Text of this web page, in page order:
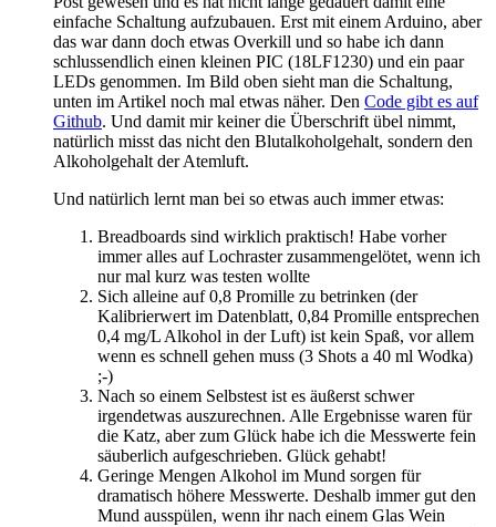
einfache Schaltung aufzubauen. Erst mit einem Arduino, aber
das war dann doch etwas Overkill und so habe ich dann
schlussendlich einen kleinen PIC (18LF1230) und ein paar
LEDs genommen. Im Bild oben sieht man die Schaltung,
unten im Artikel noch mal etwas näher. Den Code gibt es auf
Github. Und damit mir keiner die Überschrift übel nimmt,
natürlich misst das nicht den Blutalkoholgehalt, sondern den
Alkoholgehalt der Atemluft.
Und natürlich lernt man bei so etwas auch immer etwas:
Breadboards sind wirklich praktisch! Habe vorher
immer alles auf Lochraster zusammengelötet, wenn ich
nur mal kurz was testen wollte
Sich alleine auf 0,8 Promille zu betrinken (der
Kalibrierwert im Datenblatt, 0,84 Promille entsprechen
0,4 mg/L Alkohol in der Luft) ist kein Spaß, vor allem
wenn es schnell gehen muss (3 Shots a 40 ml Wodka)
;-)
Nach so einem Selbstest ist es äußerst schwer
irgendetwas auszurechnen. Alle Ergebnisse waren für
die Katz, aber zum Glück habe ich die Messwerte fein
säuberlich aufgeschrieben. Glück gehabt!
Geringe Mengen Alkohol im Mund sorgen für
dramatisch höhere Messwerte. Deshalb immer gut den
Mund ausspülen, wenn ihr nach einem Glas Wein